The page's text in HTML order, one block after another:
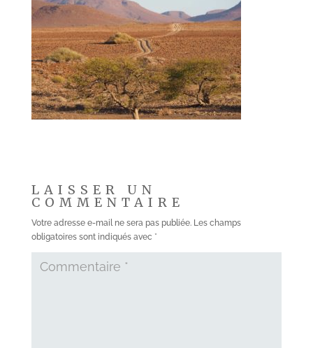
LAISSER UN
COMMENTAIRE
Votre adresse e-mail ne sera pas publiée. Les champs
obligatoires sont indiqués avec *